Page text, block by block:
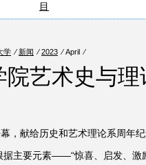
目
学 ⁄ 新闻 ⁄2023 ⁄ April ⁄
艺术史与
，献给历史和艺术理论系周年纪
主要元素——“惊喜、启发、激